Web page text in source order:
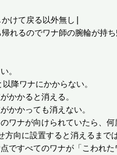
けて戻る以外無し|
れるのでワナ師の腕輪が持
。
降ワナにかからない。
かかると消える。
かかっても消えない。
ワナが向けられていたら、
向に設置すると消えるまで
ですべてのワナが「こわれ